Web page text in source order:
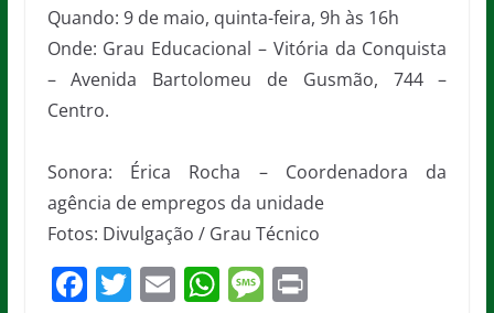
Quando: 9 de maio, quinta-feira, 9h às 16h
Onde: Grau Educacional – Vitória da Conquista
– Avenida Bartolomeu de Gusmão, 744 –
Centro.
Sonora: Érica Rocha – Coordenadora da
agência de empregos da unidade
Fotos: Divulgação / Grau Técnico
F T E W M Pr